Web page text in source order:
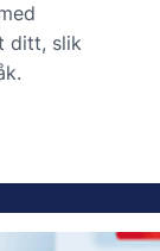
ditt, slik